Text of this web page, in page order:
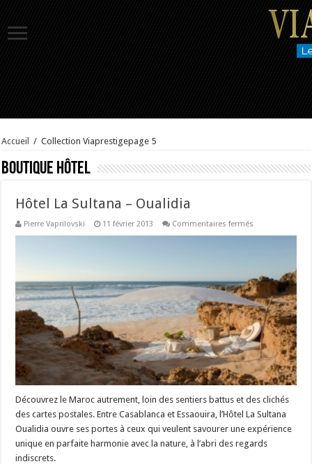
Accueil / Collection Viaprestigepage 5
Boutique Hôtel
Hôtel La Sultana – Oualidia
Pierre Vaprilovski 11 février 2013 Commentaires fermés
Découvrez le Maroc autrement, loin des sentiers battus et des clichés
des cartes postales. Entre Casablanca et Essaouira, l’Hôtel La Sultana
Oualidia ouvre ses portes à ceux qui veulent savourer une expérience
unique en parfaite harmonie avec la nature, à l’abri des regards
indiscrets.